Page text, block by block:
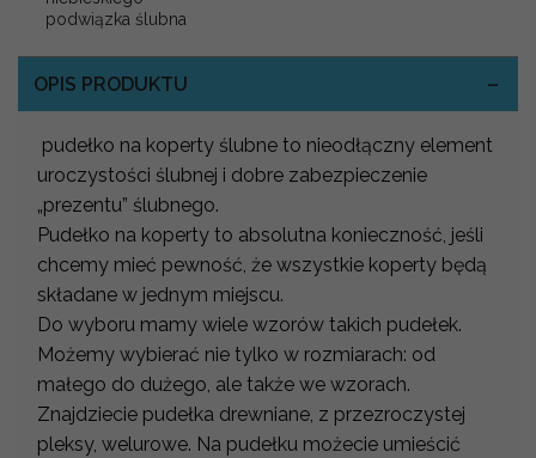
podwiązka ślubna
OPIS PRODUKTU
pudełko na koperty ślubne to nieodłączny element
uroczystości ślubnej i dobre zabezpieczenie
„prezentu” ślubnego.
Pudełko na koperty to absolutna konieczność, jeśli
chcemy mieć pewność, że wszystkie koperty będą
składane w jednym miejscu.
Do wyboru mamy wiele wzorów takich pudełek.
Możemy wybierać nie tylko w rozmiarach: od
małego do dużego, ale także we wzorach.
Znajdziecie pudełka drewniane, z przezroczystej
pleksy, welurowe. Na pudełku możecie umieścić